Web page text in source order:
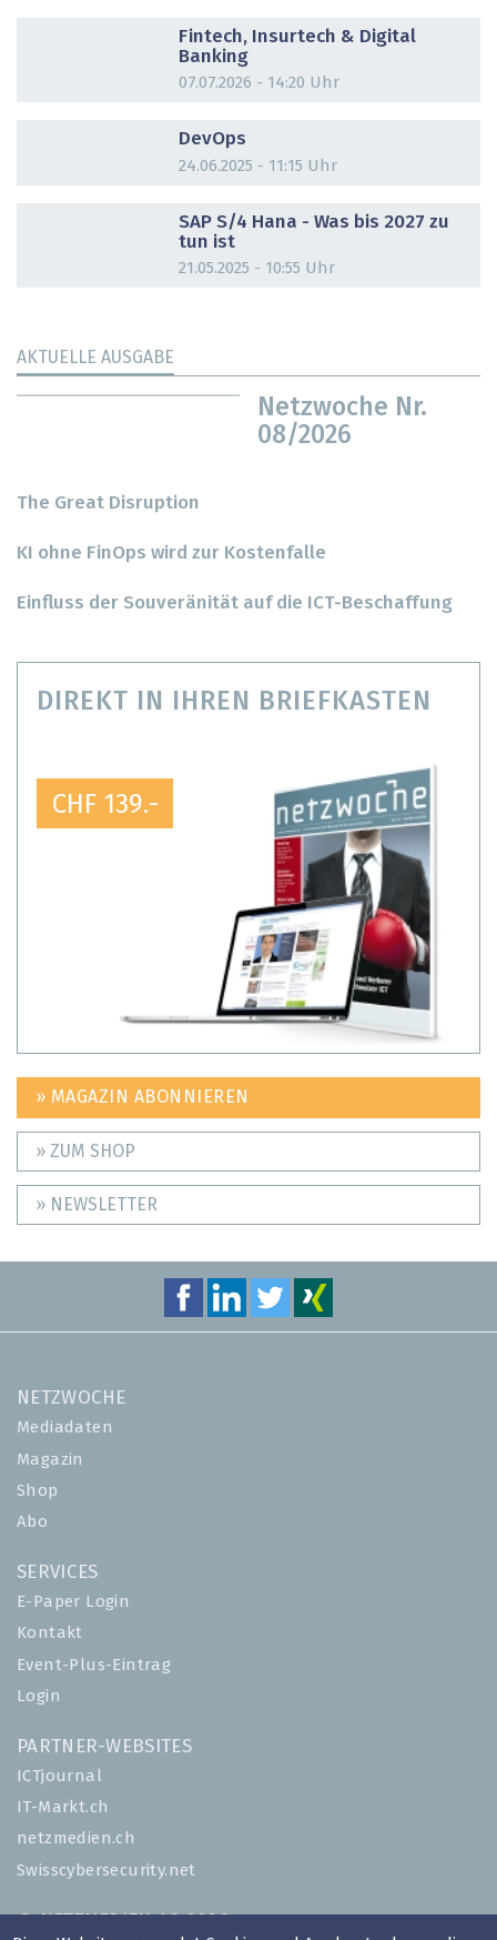
Fintech, Insurtech & Digital
Banking
07.07.2026 - 14:20 Uhr
DevOps
24.06.2025 - 11:15 Uhr
SAP S/4 Hana - Was bis 2027 zu
tun ist
21.05.2025 - 10:55 Uhr
AKTUELLE AUSGABE
Netzwoche Nr.
08/2026
The Great Disruption
KI ohne FinOps wird zur Kostenfalle
Einfluss der Souveränität auf die ICT-Beschaffung
DIREKT IN IHREN BRIEFKASTEN
CHF 139.-
» MAGAZIN ABONNIEREN
» ZUM SHOP
» NEWSLETTER
NETZWOCHE
Mediadaten
Magazin
Shop
Abo
SERVICES
E-Paper Login
Kontakt
Event-Plus-Eintrag
Login
PARTNER-WEBSITES
ICTjournal
IT-Markt.ch
netzmedien.ch
Swisscybersecurity.net